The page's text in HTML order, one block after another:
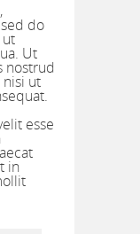
do
Ut
nostrud
ut
esse
in